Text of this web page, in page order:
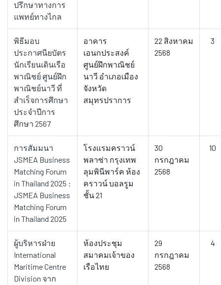
ปรึกษาทางการ
แพทย์ทางไกล
พิธีมอบ
ประกาศนียบัตร
นักเรียนเดินเรือ
พาณิชย์ ศูนย์ฝึก
พาณิชย์นาวี ที่
สำเร็จการศึกษา
ประจำปีการ
ศึกษา 2567
อาคาร
เอนกประสงค์
ศูนย์ฝึกพาณิชย์
นาวี อำเภอเมือง
จังหวัด
สมุทรปราการ
22 สิงหาคม
2568
3
การสัมมนา
JSMEA Business
Matching Forum
in Thailand 2025 :
JSMEA Business
Matching Forum
in Thailand 2025
โรงแรมคราวน์
พลาซ่า กรุงเทพ
ลุมพินีพาร์ค ห้อง
คราวน์ บอลรูม
ชั้น 21
30
กรกฎาคม
2568
10
ผู้บริหารฝ่าย
International
Maritime Centre
Division จาก
ห้องประชุม
สมาคมเจ้าของ
เรือไทย
29
กรกฎาคม
2568
4